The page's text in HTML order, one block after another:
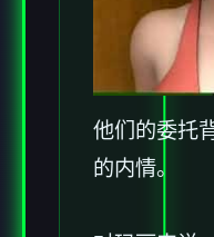
他们的委托
的内情。